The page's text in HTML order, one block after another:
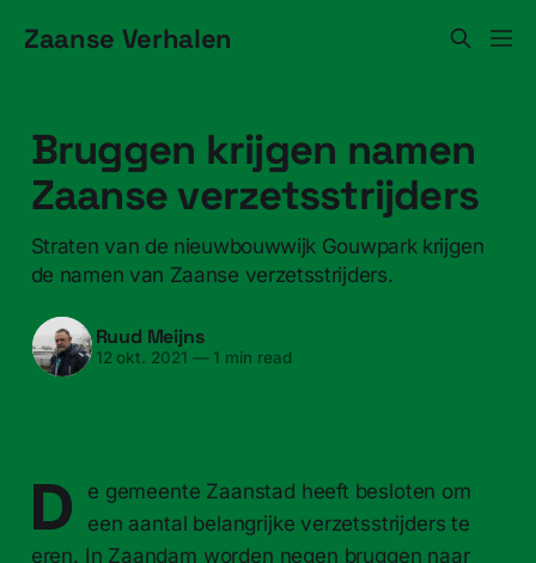
Zaanse Verhalen
Bruggen krijgen namen
Zaanse verzetsstrijders
Straten van de nieuwbouwwijk Gouwpark krijgen
de namen van Zaanse verzetsstrijders.
Ruud Meijns
12 okt. 2021 —1 min read
D
e gemeente Zaanstad heeft besloten om
een aantal belangrijke verzetsstrijders te
eren. In Zaandam worden negen bruggen naar